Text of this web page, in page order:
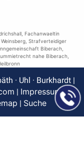
Fachanwaeltin
, Strafverteidiger
Biberach
nahe Biberach
· Uhl · Burkhardt |
| Impressum|
| Suche